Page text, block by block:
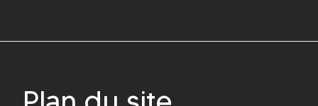
ENGAGEMENTS
RÉALISATIONS